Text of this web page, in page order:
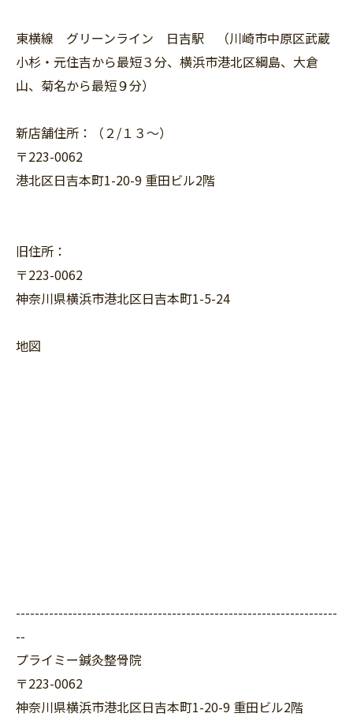
東横線 グリーンライン 日吉駅 （川崎市中原区武蔵
小杉・元住吉から最短３分、横浜市港北区綱島、大倉
山、菊名から最短９分）
新店舗住所：（２/１３〜）
〒223-0062
港北区日吉本町1-20-9 重田ビル2階
旧住所：
〒223-0062
神奈川県横浜市港北区日吉本町1-5-24
地図
--------------------------------------------------------------------
--
プライミー鍼灸整骨院
〒223-0062
神奈川県横浜市港北区日吉本町1-20-9 重田ビル2階